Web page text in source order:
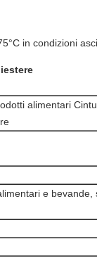
in condizioni
alimentari
e